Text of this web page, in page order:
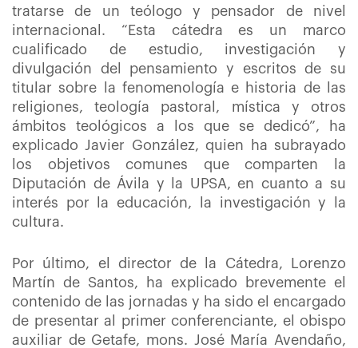
tratarse de un teólogo y pensador de nivel
internacional. “Esta cátedra es un marco
cualificado de estudio, investigación y
divulgación del pensamiento y escritos de su
titular sobre la fenomenología e historia de las
religiones, teología pastoral, mística y otros
ámbitos teológicos a los que se dedicó”, ha
explicado Javier González, quien ha subrayado
los objetivos comunes que comparten la
Diputación de Ávila y la UPSA, en cuanto a su
interés por la educación, la investigación y la
cultura.
Por último, el director de la Cátedra, Lorenzo
Martín de Santos, ha explicado brevemente el
contenido de las jornadas y ha sido el encargado
de presentar al primer conferenciante, el obispo
auxiliar de Getafe, mons. José María Avendaño,